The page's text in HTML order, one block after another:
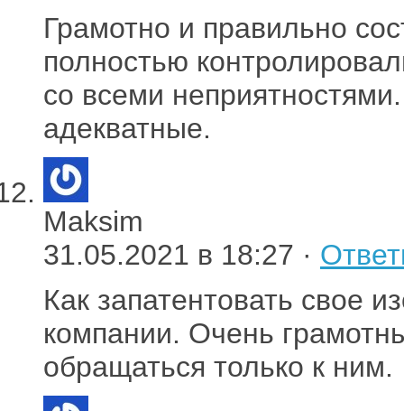
Грамотно и правильно
полностью
со всеми
адекватные.
Maksim
31.05.2021 в 18:27 ·
Как запатентовать свое
компании. Очень
обращаться только к ним.